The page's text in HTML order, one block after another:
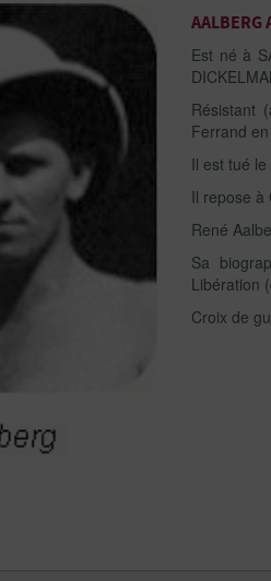
AALBERG
Est né à
Résistant
Ferrand
Il est tué
Il repose à
René
Sa
Libération (
Croix de